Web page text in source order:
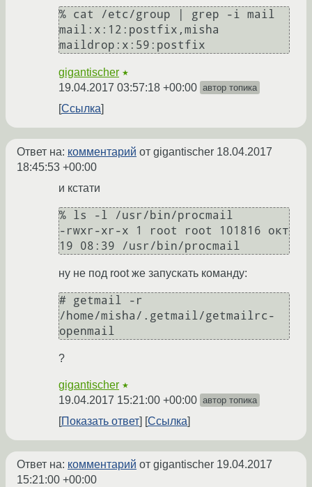
% cat /etc/group | grep -i mail
mail:x:12:postfix,misha
gigantischer ★
19.04.2017 03:57:18 +00:00 автор топика
Ссылка
Ответ на: комментарий от gigantischer 18.04.2017
18:45:53 +00:00
и кстати
% ls -l /usr/bin/procmail
-rwxr-xr-x 1 root root 101816 окт
ну не под root же запускать команду:
# getmail -r
/home/misha/.getmail/getmailrc-
?
gigantischer ★
19.04.2017 15:21:00 +00:00 автор топика
Показать ответ Ссылка
Ответ на: комментарий от gigantischer 19.04.2017
15:21:00 +00:00